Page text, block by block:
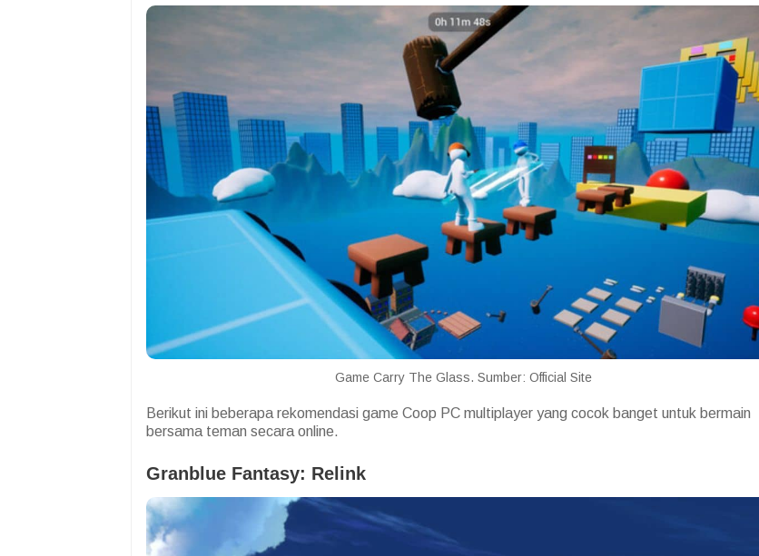
Game Carry The Glass. Sumber: Official Site
Berikut ini beberapa rekomendasi game Coop PC multiplayer yang cocok banget untuk bermain
bersama teman secara online.
Granblue Fantasy: Relink